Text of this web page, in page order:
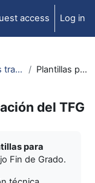
access Log in
Contenidos complementarios transmedia (CCT) para el trabajo fin de grado en Bellas Artes Plantillas para la realización del TFG
del TFG
para
Fin de Grado.